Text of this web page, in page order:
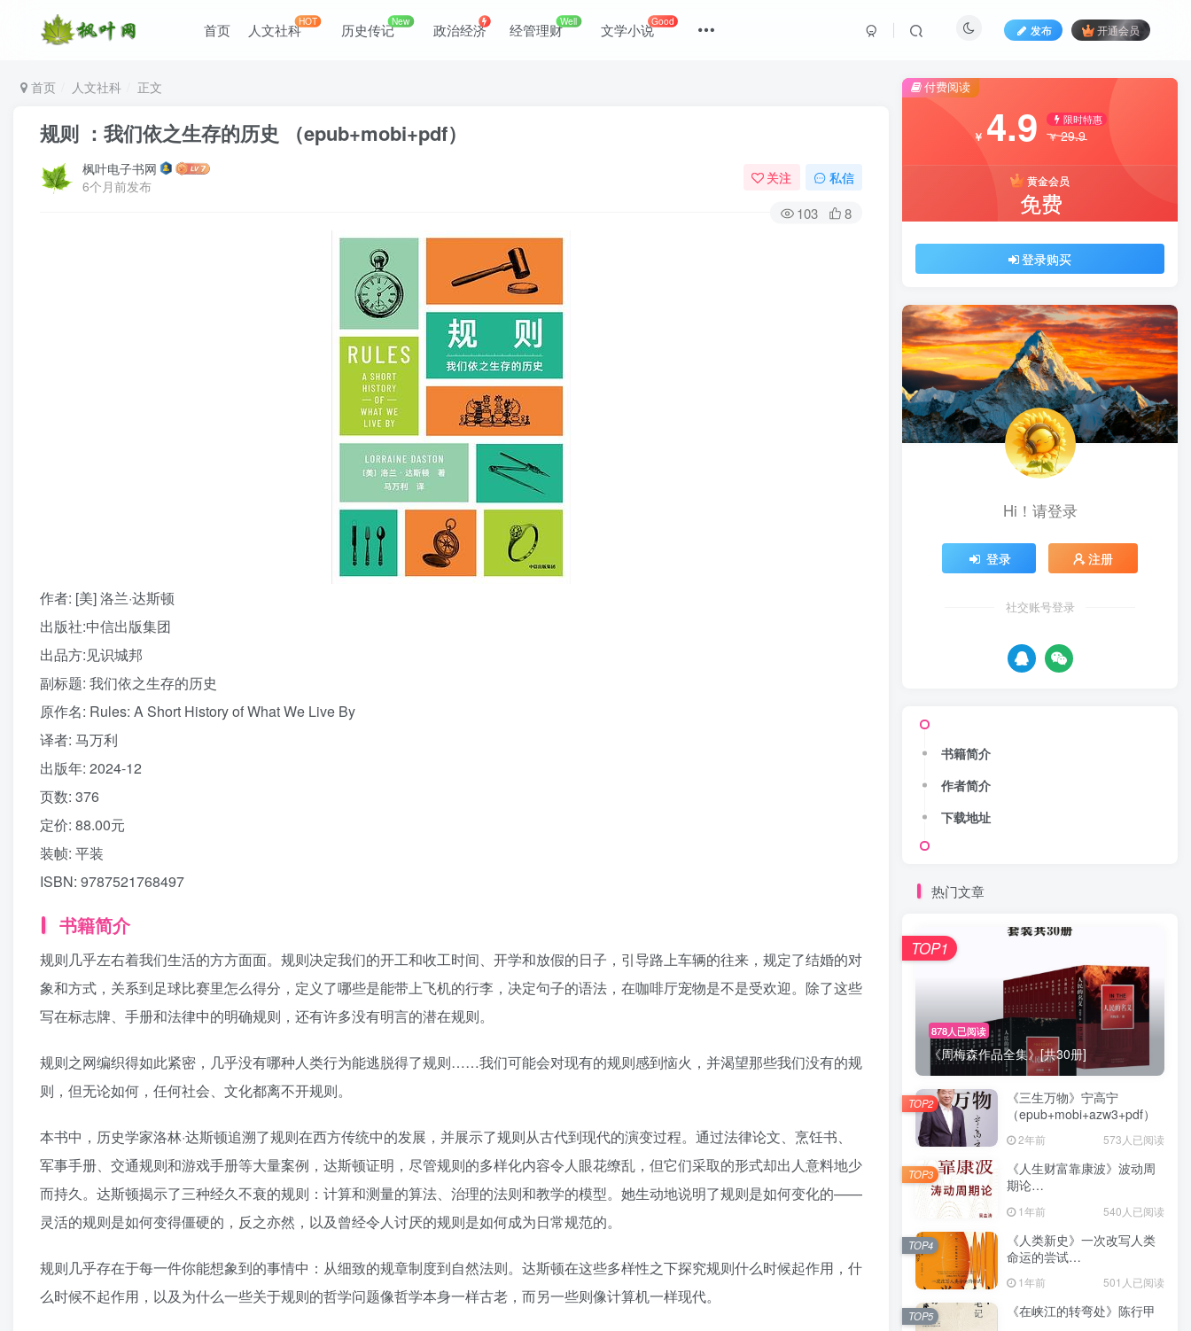
首页 人文社科HOT 历史传记New 政治经济 经管理财Well 文学小说Good
发布 开通会员
首页 人文社科 正文
规则 ：我们依之生存的历史 （epub+mobi+pdf）
枫叶电子书网
6个月前发布
关注 私信
103 8
作者: [美] 洛兰·达斯顿
出版社:中信出版集团
出品方:见识城邦
副标题: 我们依之生存的历史
原作名: Rules: A Short History of What We Live By
译者: 马万利
出版年: 2024-12
页数: 376
定价: 88.00元
装帧: 平装
ISBN: 9787521768497
书籍简介
规则几乎左右着我们生活的方方面面。规则决定我们的开工和收工时间、开学和放假的日子，引导路上车辆的往来，规定了结婚的对
象和方式，关系到足球比赛里怎么得分，定义了哪些是能带上飞机的行李，决定句子的语法，在咖啡厅宠物是不是受欢迎。除了这些
写在标志牌、手册和法律中的明确规则，还有许多没有明言的潜在规则。
规则之网编织得如此紧密，几乎没有哪种人类行为能逃脱得了规则……我们可能会对现有的规则感到恼火，并渴望那些我们没有的规
则，但无论如何，任何社会、文化都离不开规则。
本书中，历史学家洛林·达斯顿追溯了规则在西方传统中的发展，并展示了规则从古代到现代的演变过程。通过法律论文、烹饪书、
军事手册、交通规则和游戏手册等大量案例，达斯顿证明，尽管规则的多样化内容令人眼花缭乱，但它们采取的形式却出人意料地少
而持久。达斯顿揭示了三种经久不衰的规则：计算和测量的算法、治理的法则和教学的模型。她生动地说明了规则是如何变化的——
灵活的规则是如何变得僵硬的，反之亦然，以及曾经令人讨厌的规则是如何成为日常规范的。
规则几乎存在于每一件你能想象到的事情中：从细致的规章制度到自然法则。达斯顿在这些多样性之下探究规则什么时候起作用，什
么时候不起作用，以及为什么一些关于规则的哲学问题像哲学本身一样古老，而另一些则像计算机一样现代。
付费阅读
￥ 4.9 限时特惠
￥29.9
黄金会员
免费
登录购买
Hi！请登录
登录 注册
社交账号登录
书籍简介
作者简介
下载地址
热门文章
878人已阅读
《周梅森作品全集》[共30册]
TOP1
《三生万物》宁高宁
（epub+mobi+azw3+pdf）
2年前 573人已阅读
TOP2
《人生财富靠康波》波动周
期论
1年前 540人已阅读
TOP3
《人类新史》一次改写人类
命运的尝试
1年前 501人已阅读
TOP4
《在峡江的转弯处》陈行甲
TOP5
登录
没有账号？立即注册
用户名/手机号/邮箱
登录密码
记住登录